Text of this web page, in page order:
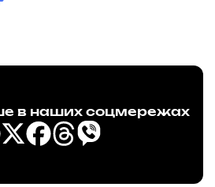
в наших соцмережах